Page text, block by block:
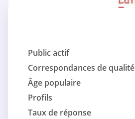
Public actif
Correspondances de qualité
Âge populaire
Profils
Taux de réponse